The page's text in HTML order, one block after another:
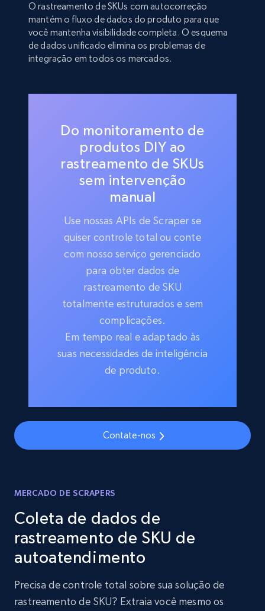
O rastreamento de SKUs com autocorreção
mantém o fluxo de dados do produto para que
você mantenha visibilidade completa. O esquema
de dados unificado elimina os problemas de
integração em todos os mercados.
Do monitoramento de
produtos DIY ao
rastreamento de SKUs
sem intervenção
manual
Use nossas APIs de Scraper se
quiser controle total ou conte
com nosso serviço gerenciado
para obter dados de
rastreamento de SKU
totalmente estruturados e sem
complicações.
Em tempo real e adaptado às
suas necessidades de inteligência
de produto.
Contate-nos
MERCADO DE SCRAPERS
Coleta de dados de
rastreamento de SKU de
autoatendimento
Precisa de controle total sobre sua solução de
rastreamento de SKU? Extraia você mesmo os